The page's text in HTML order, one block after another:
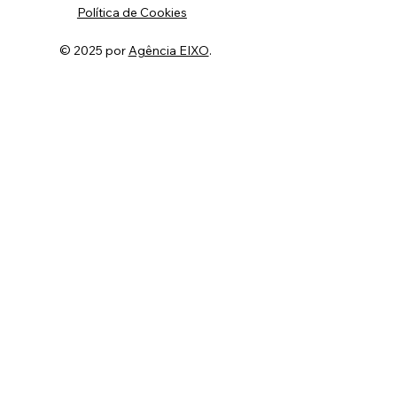
Política de Cookies
© 2025 porAgência EIXO.